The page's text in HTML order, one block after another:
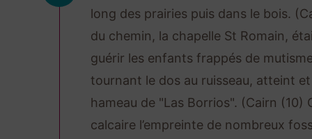
long des prairies puis dans le bois.
du chemin, la chapelle St Romain,
guérir les enfants frappés de
tournant le dos au ruisseau, atteint
hameau de "Las Borrios". (Cairn (10)
calcaire l’empreinte de nombreux